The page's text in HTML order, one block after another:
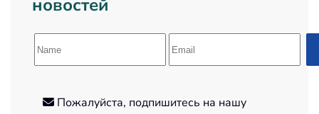
новостей
Пожалуйста, подпишитесь на нашу